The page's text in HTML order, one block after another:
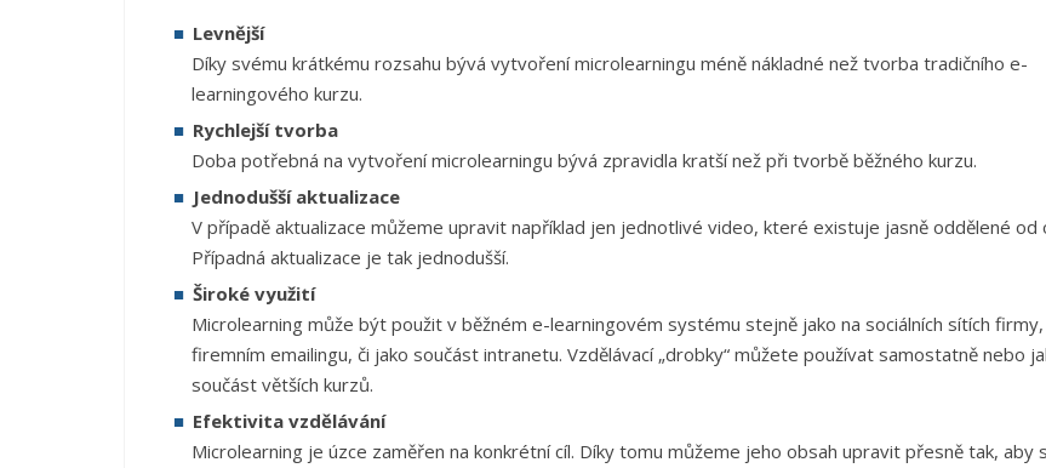
Levnější
Díky svému krátkému rozsahu bývá vytvoření microlearningu méně nákladné než tvorba tradičního e-
learningového kurzu.
Rychlejší tvorba
Doba potřebná na vytvoření microlearningu bývá zpravidla kratší než při tvorbě běžného kurzu.
Jednodušší aktualizace
V případě aktualizace můžeme upravit například jen jednotlivé video, které existuje jasně oddělené od
Případná aktualizace je tak jednodušší.
Široké využití
Microlearning může být použit v běžném e-learningovém systému stejně jako na sociálních sítích
firemním emailingu, či jako součást intranetu. Vzdělávací „drobky“ můžete používat samostatně nebo
součást větších kurzů.
Efektivita vzdělávání
Microlearning je úzce zaměřen na konkrétní cíl. Díky tomu můžeme jeho obsah upravit přesně tak, aby